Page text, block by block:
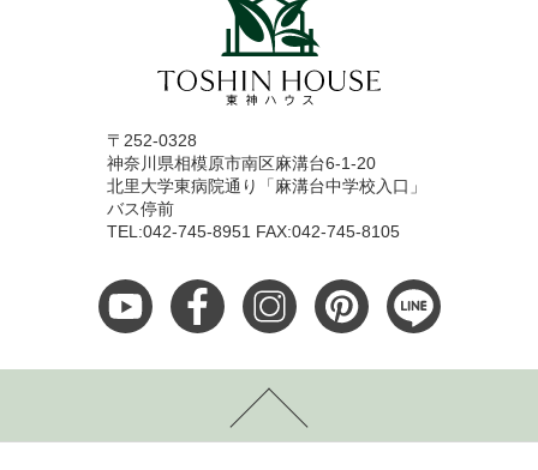
〒252-0328
神奈川県相模原市南区麻溝台6-1-20
北里大学東病院通り「麻溝台中学校入口」
バス停前
TEL:042-745-8951 FAX:042-745-8105